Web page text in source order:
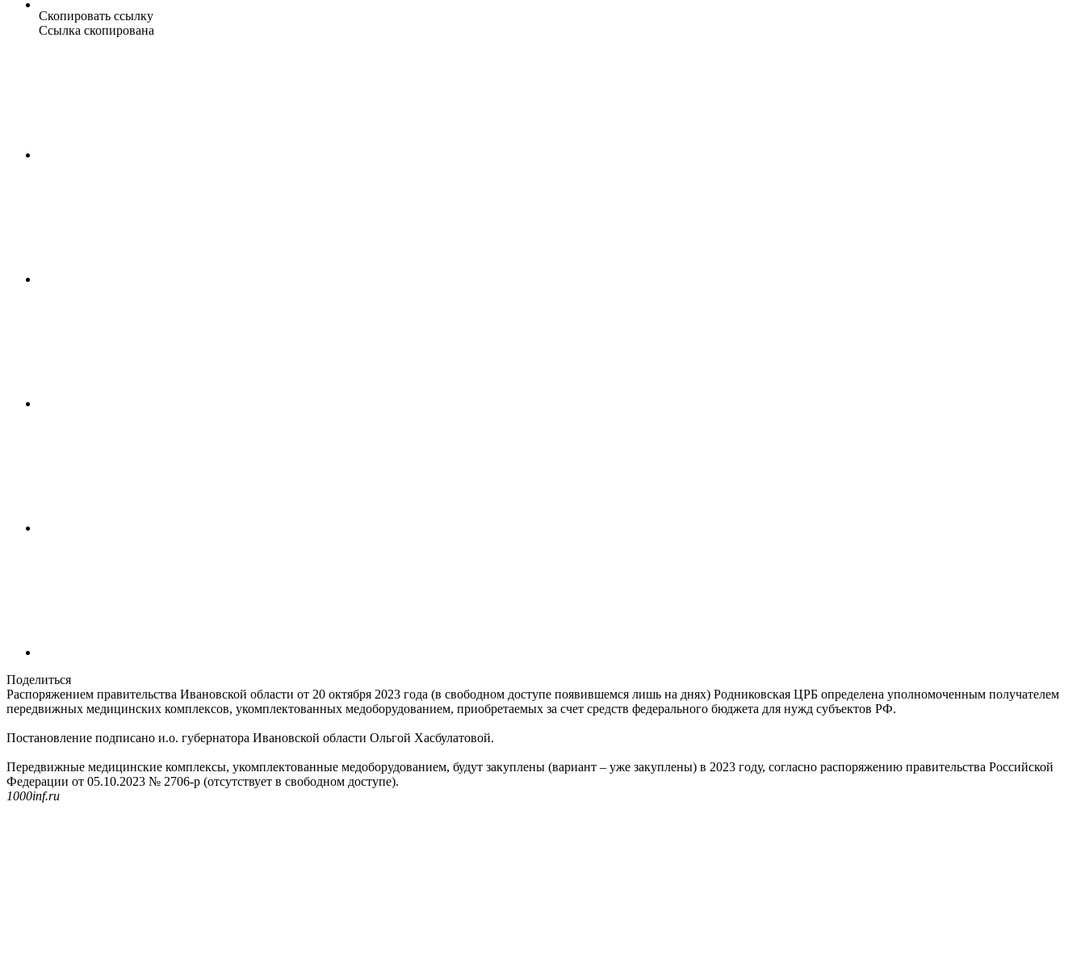
Скопировать ссылку
Ссылка скопирована
Поделиться
Распоряжением правительства Ивановской области от 20 октября 2023 года (в свободном доступе появившемся лишь на днях) Родниковская ЦРБ определена уполномоченным получателем
передвижных медицинских комплексов, укомплектованных медоборудованием, приобретаемых за счет средств федерального бюджета для нужд субъектов РФ.
Постановление подписано и.о. губернатора Ивановской области Ольгой Хасбулатовой.
Передвижные медицинские комплексы, укомплектованные медоборудованием, будут закуплены (вариант – уже закуплены) в 2023 году, согласно распоряжению правительства Российской
Федерации от 05.10.2023 № 2706-р (отсутствует в свободном доступе).
1000inf.ru